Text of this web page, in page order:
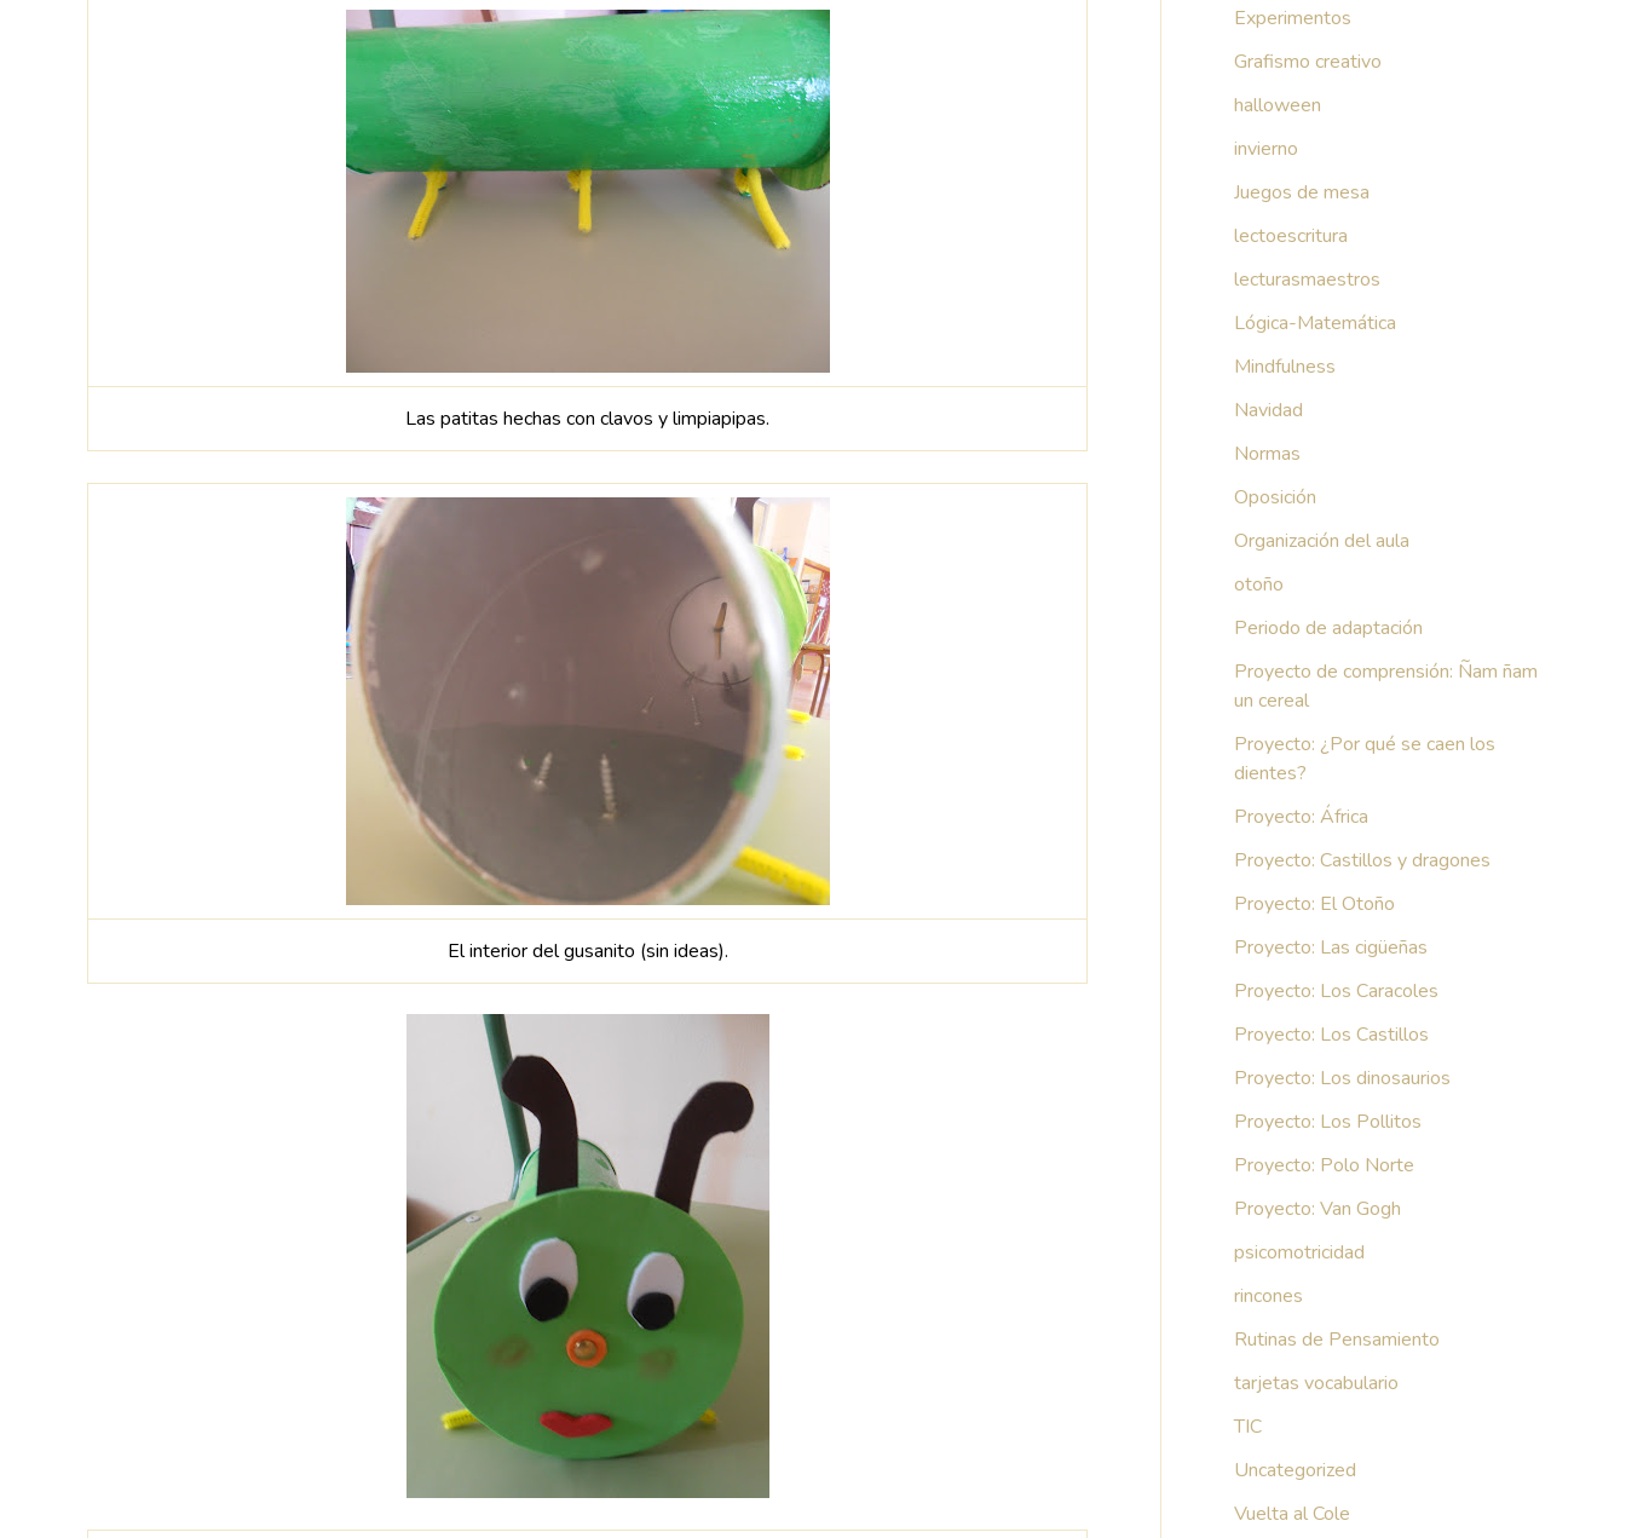
Las patitas hechas con clavos y limpiapipas.
El interior del gusanito (sin ideas).
Experimentos
Grafismo creativo
halloween
invierno
Juegos de mesa
lectoescritura
lecturasmaestros
Lógica-Matemática
Mindfulness
Navidad
Normas
Oposición
Organización del aula
otoño
Periodo de adaptación
Proyecto de comprensión: Ñam ñam
un cereal
Proyecto: ¿Por qué se caen los
dientes?
Proyecto: África
Proyecto: Castillos y dragones
Proyecto: El Otoño
Proyecto: Las cigüeñas
Proyecto: Los Caracoles
Proyecto: Los Castillos
Proyecto: Los dinosaurios
Proyecto: Los Pollitos
Proyecto: Polo Norte
Proyecto: Van Gogh
psicomotricidad
rincones
Rutinas de Pensamiento
tarjetas vocabulario
TIC
Uncategorized
Vuelta al Cole